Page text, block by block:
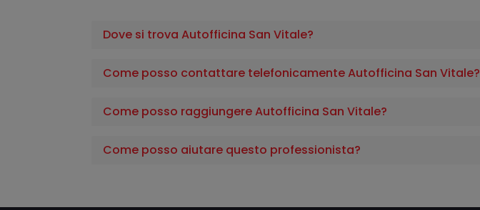
Dove si trova Autofficina San Vitale?
Come posso contattare telefonicamente Autofficina San Vitale?
Come posso raggiungere Autofficina San Vitale?
Come posso aiutare questo professionista?